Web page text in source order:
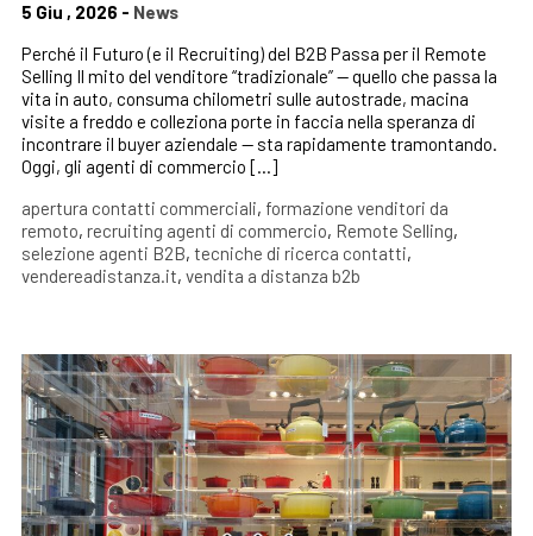
5 Giu , 2026 - News
Perché il Futuro (e il Recruiting) del B2B Passa per il Remote
Selling Il mito del venditore “tradizionale” — quello che passa la
vita in auto, consuma chilometri sulle autostrade, macina
visite a freddo e colleziona porte in faccia nella speranza di
incontrare il buyer aziendale — sta rapidamente tramontando.
Oggi, gli agenti di commercio […]
apertura contatti commerciali, formazione venditori da
remoto, recruiting agenti di commercio, Remote Selling,
selezione agenti B2B, tecniche di ricerca contatti,
vendereadistanza.it, vendita a distanza b2b